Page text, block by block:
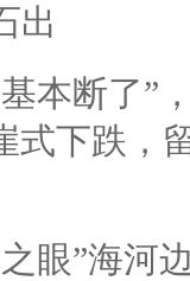
出
本断了”
式下跌，
眼”海河